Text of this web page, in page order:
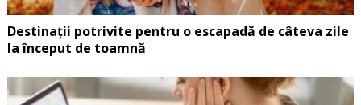
Destinații potrivite pentru o escapadă de câteva zile
la început de toamnă